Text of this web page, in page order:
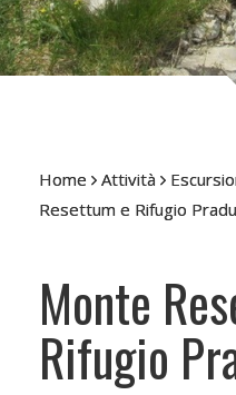
Home Attività
Resettum e Rifugio
Monte
Rifugio